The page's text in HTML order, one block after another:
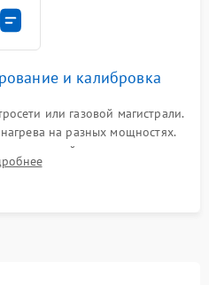
и калибровка
или газовой магистрали.
на разных мощностях.
таймера, индикаторов
защиты от перегрева.